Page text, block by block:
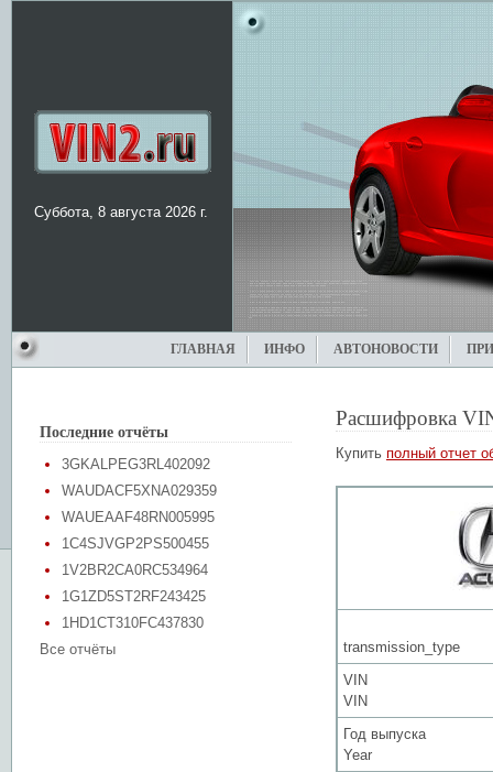
Суббота, 8 августа 2026 г.
ГЛАВНАЯ ИНФО АВТОНОВОСТИ
Последние отчёты
3GKALPEG3RL402092
WAUDACF5XNA029359
WAUEAAF48RN005995
1C4SJVGP2PS500455
1V2BR2CA0RC534964
1G1ZD5ST2RF243425
1HD1CT310FC437830
Все отчёты
Расшифровка
Купить полный отчет
transmission_type
VIN
VIN
Год выпуска
Year